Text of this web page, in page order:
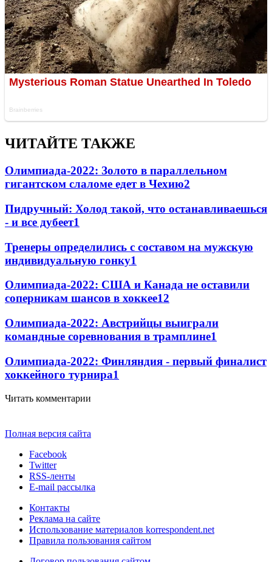
ЧИТАЙТЕ ТАКЖЕ
Олимпиада-2022: Золото в параллельном
гигантском слаломе едет в Чехию2
Пидручный: Холод такой, что останавливаешься
- и все дубеет1
Тренеры определились с составом на мужскую
индивидуальную гонку1
Олимпиада-2022: США и Канада не оставили
соперникам шансов в хоккее12
Олимпиада-2022: Австрийцы выиграли
командные соревнования в трамплине1
Олимпиада-2022: Финляндия - первый финалист
хоккейного турнира1
Читать комментарии
Полная версия сайта
Facebook
Twitter
RSS-ленты
E-mail рассылка
Контакты
Реклама на сайте
Использование материалов korrespondent.net
Правила пользования сайтом